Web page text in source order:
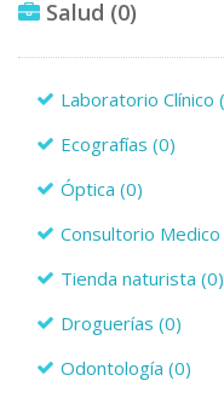
Salud (0)
Laboratorio Clínico
Ecografías
(0)
Óptica
(0)
Consultorio Medico
Tienda naturista
(0)
Droguerías
(0)
Odontología
(0)